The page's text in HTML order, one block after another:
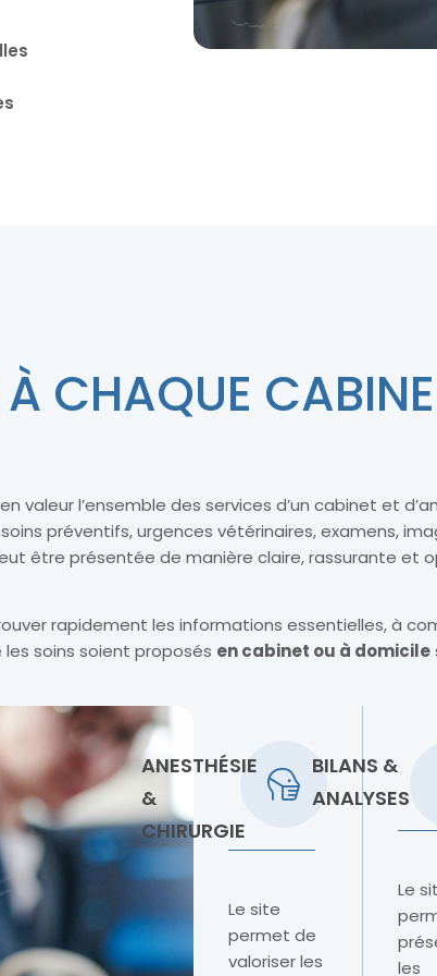
CHAQUE
valeur l’ensemble des services d’un cabinet et
préventifs, urgences vétérinaires, examens,
être présentée de manière claire, rassurante et
rapidement les informations essentielles, à
soins soient proposés en cabinet ou à domicile
ANESTHÉSIE
&
CHIRURGIE
Le site
permet de
valoriser les
BILANS &
ANALYSES
Le
les